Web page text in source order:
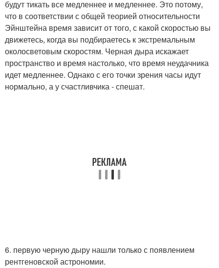
будут тикать все медленнее и медленнее. Это потому,
что в соответствии с общей теорией относительности
Эйнштейна время зависит от того, с какой скоростью вы
движетесь, когда вы подбираетесь к экстремальным
околосветовым скоростям. Черная дыра искажает
пространство и время настолько, что время неудачника
идет медленнее. Однако с его точки зрения часы идут
нормально, а у счастливчика - спешат.
6. первую черную дыру нашли только с появлением
рентгеновской астрономии.